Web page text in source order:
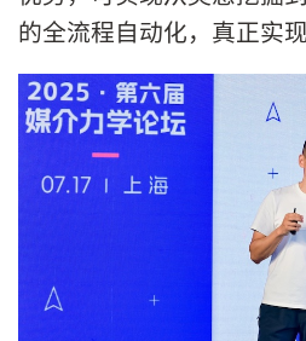
的全流程自动化，真正实